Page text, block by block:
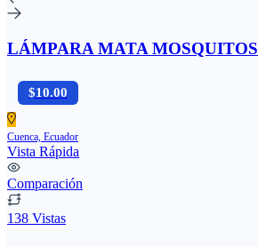
LÁMPARA MATA MOSQUITOS
$10.00
Cuenca, Ecuador
Vista Rápida
Comparación
138 Vistas